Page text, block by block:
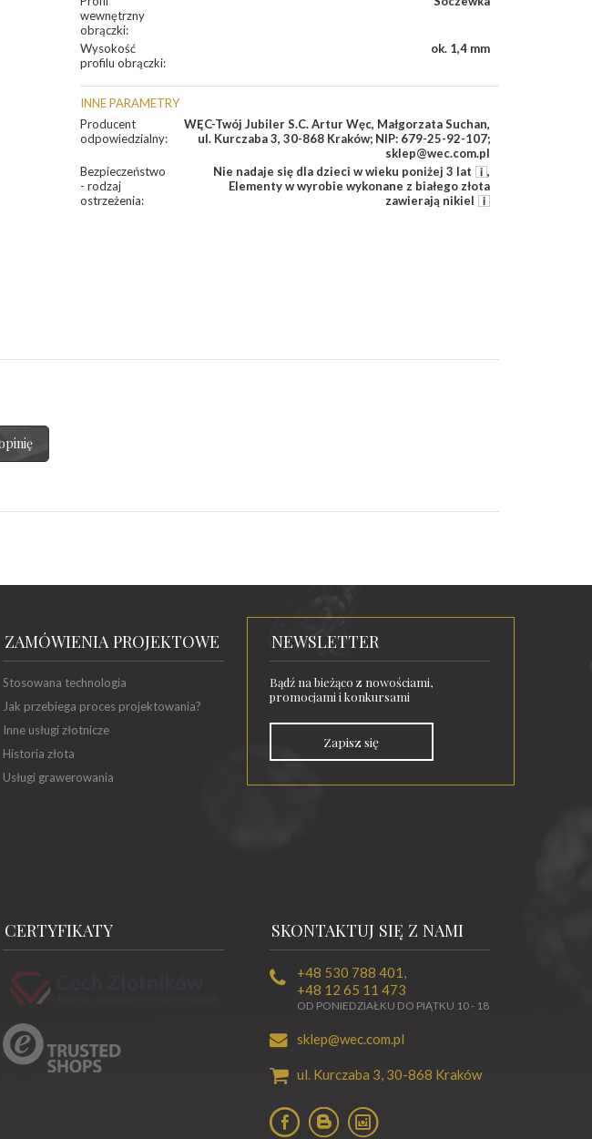
wewnętrzny
obrączki:
Wysokość
profilu obrączki:
ok. 1,4 mm
INNE PARAMETRY
Producent
odpowiedzialny:
WĘC-Twój Jubiler S.C. Artur Węc, Małgorzata Suchan,
ul. Kurczaba 3, 30-868 Kraków; NIP: 679-25-92-107;
sklep@wec.com.pl
Bezpieczeństwo
- rodzaj
ostrzeżenia:
Nie nadaje się dla dzieci w wieku poniżej 3 lat
,
Elementy w wyrobie wykonane z białego złota
zawierają nikiel
ZAMÓWIENIA PROJEKTOWE
Stosowana technologia
Jak przebiega proces projektowania?
Inne usługi złotnicze
Historia złota
Usługi grawerowania
NEWSLETTER
Bądź na bieżąco z nowościami,
promocjami i konkursami
Zapisz się
CERTYFIKATY SKONTAKTUJ SIĘ Z NAMI
+48 530 788 401 ,
+48 12 65 11 473
OD PONIEDZIAŁKU DO PIĄTKU 10 - 18
sklep@wec.com.pl
ul. Kurczaba 3, 30-868 Kraków